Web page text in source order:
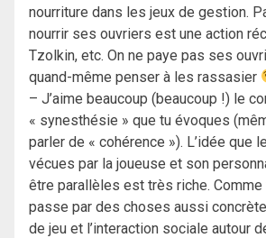
nourriture dans les jeux de gestion.
nourrir ses ouvriers est une action
Tzolkin, etc. On ne paye pas ses
quand-même penser à les rassasier
– J’aime beaucoup (beaucoup !) le
« synesthésie » que tu évoques
parler de « cohérence »). L’idée que
vécues par la joueuse et son
être parallèles est très riche. Comme
passe par des choses aussi
de jeu et l’interaction sociale autour